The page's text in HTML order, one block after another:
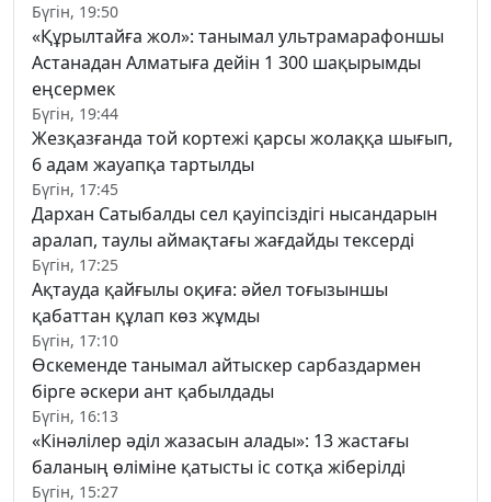
Бүгін, 19:50
«Құрылтайға жол»: танымал ультрамарафоншы
Астанадан Алматыға дейін 1 300 шақырымды
еңсермек
Бүгін, 19:44
Жезқазғанда той кортежі қарсы жолаққа шығып,
6 адам жауапқа тартылды
Бүгін, 17:45
Дархан Сатыбалды сел қауіпсіздігі нысандарын
аралап, таулы аймақтағы жағдайды тексерді
Бүгін, 17:25
Ақтауда қайғылы оқиға: әйел тоғызыншы
қабаттан құлап көз жұмды
Бүгін, 17:10
Өскеменде танымал айтыскер сарбаздармен
бірге әскери ант қабылдады
Бүгін, 16:13
«Кінәлілер әділ жазасын алады»: 13 жастағы
баланың өліміне қатысты іс сотқа жіберілді
Бүгін, 15:27